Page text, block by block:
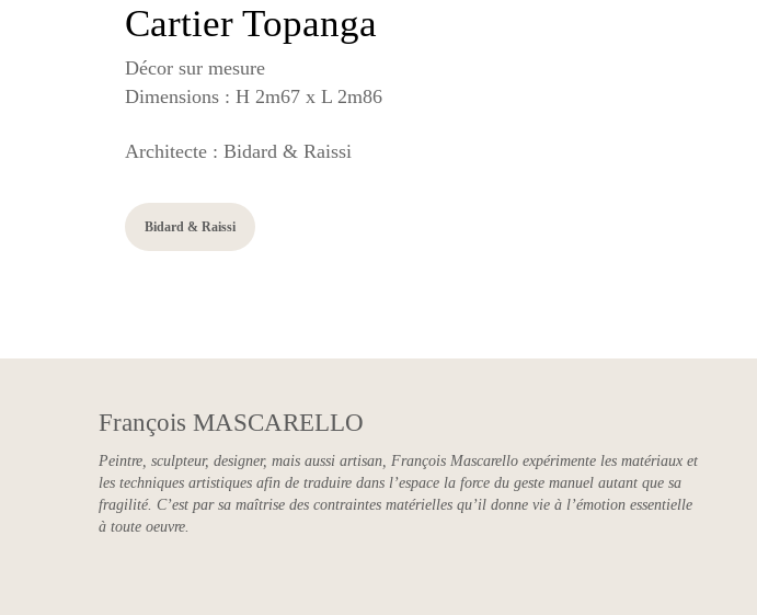
Cartier Topanga
Décor sur mesure
Dimensions : H 2m67 x L 2m86
Architecte : Bidard & Raissi
Bidard & Raissi
François MASCARELLO
Peintre, sculpteur, designer, mais aussi artisan, François Mascarello expérimente les matériaux et
les techniques artistiques afin de traduire dans l’espace la force du geste manuel autant que sa
fragilité. C’est par sa maîtrise des contraintes matérielles qu’il donne vie à l’émotion essentielle
à toute oeuvre.